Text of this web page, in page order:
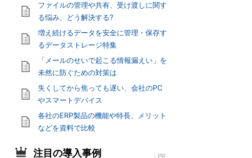
ファイルの管理や共有、受け渡しに関す
る悩み、どう解決する?
増え続けるデータを安全に管理・保存す
るデータストレージ特集
「メールのせいで起こる情報漏えい」を
未然に防ぐための対策は
失くしてから焦っても遅い、会社のPC
やスマートデバイス
各社のERP製品の機能や特長、メリット
などを資料で比較